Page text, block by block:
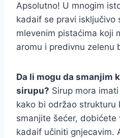
Apsolutno! U mnogim
kadaif se pravi isključivo
mlevenim pistaćima koji
aromu i predivnu zelenu
Da li mogu da smanjim
sirupu? Sirup mora
kako bi održao strukturu
smanjite šećer,
kadaif učiniti gnjecavim.